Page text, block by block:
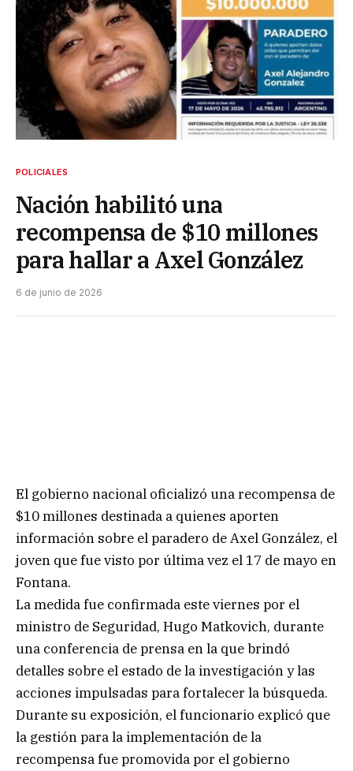
POLICIALES
Nación habilitó una
recompensa de $10 millones
para hallar a Axel González
6 de junio de 2026
El gobierno nacional oficializó una recompensa de
$10 millones destinada a quienes aporten
información sobre el paradero de Axel González, el
joven que fue visto por última vez el 17 de mayo en
Fontana.
La medida fue confirmada este viernes por el
ministro de Seguridad, Hugo Matkovich, durante
una conferencia de prensa en la que brindó
detalles sobre el estado de la investigación y las
acciones impulsadas para fortalecer la búsqueda.
Durante su exposición, el funcionario explicó que
la gestión para la implementación de la
recompensa fue promovida por el gobierno